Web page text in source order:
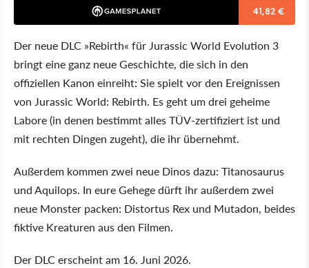
41,82 €
Der neue DLC »Rebirth« für Jurassic World Evolution 3
bringt eine ganz neue Geschichte, die sich in den
offiziellen Kanon einreiht: Sie spielt vor den Ereignissen
von Jurassic World: Rebirth. Es geht um drei geheime
Labore (in denen bestimmt alles TÜV-zertifiziert ist und
mit rechten Dingen zugeht), die ihr übernehmt.
Außerdem kommen zwei neue Dinos dazu: Titanosaurus
und Aquilops. In eure Gehege dürft ihr außerdem zwei
neue Monster packen: Distortus Rex und Mutadon, beides
fiktive Kreaturen aus den Filmen.
Der DLC erscheint am 16. Juni 2026.